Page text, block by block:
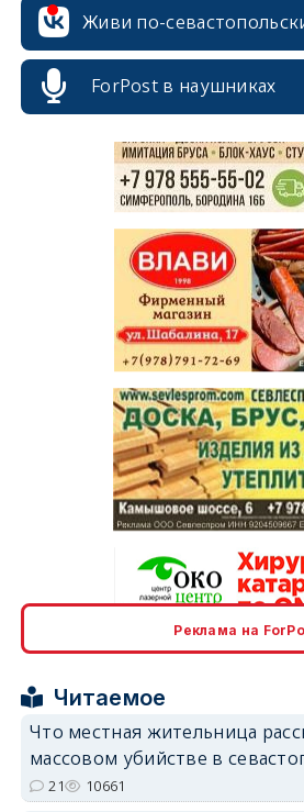
Живи по-
ForPost в наушниках
Реклама на
Читаемое
Что местная жительница
массовом убийстве в
21 10661